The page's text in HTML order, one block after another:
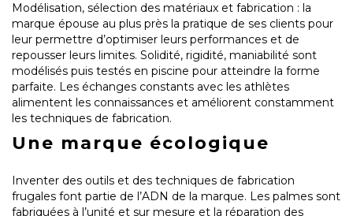
Modélisation, sélection des matériaux et fabrication : la
marque épouse au plus près la pratique de ses clients pour
leur permettre d’optimiser leurs performances et de
repousser leurs limites. Solidité, rigidité, maniabilité sont
modélisés puis testés en piscine pour atteindre la forme
parfaite. Les échanges constants avec les athlètes
alimentent les connaissances et améliorent constamment
les techniques de fabrication.
Une marque écologique
Inventer des outils et des techniques de fabrication
frugales font partie de l’ADN de la marque. Les palmes sont
fabriquées à l’unité et sur mesure et la réparation des